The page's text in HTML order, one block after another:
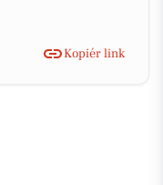
Kopiér link